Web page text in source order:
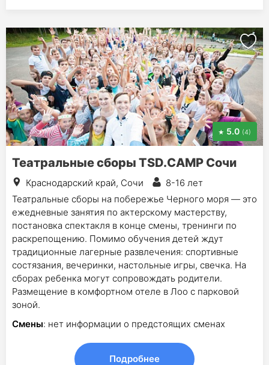
5.0 (4)
Театральные сборы TSD.CAMP Сочи
Краснодарский край, Сочи
8-16 лет
Театральные сборы на побережье Черного моря — это
ежедневные занятия по актерскому мастерству,
постановка спектакля в конце смены, тренинги по
раскрепощению. Помимо обучения детей ждут
традиционные лагерные развлечения: спортивные
состязания, вечеринки, настольные игры, свечка. На
сборах ребенка могут сопровождать родители.
Размещение в комфортном отеле в Лоо с парковой
зоной.
Смены: нет информации о предстоящих сменах
Подробнее